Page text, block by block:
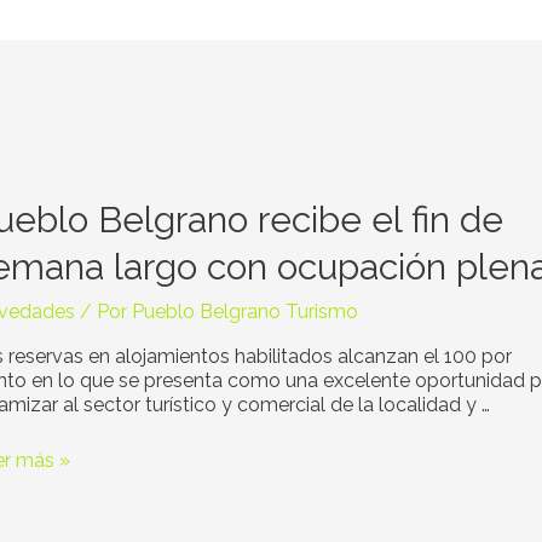
Belgrano recibe el fin de
largo con ocupación
/ Por Pueblo Belgrano Turismo
reservas en alojamientos habilitados alcanzan el 100 por
en lo que se presenta como una excelente oportunidad
al sector turístico y comercial de la localidad y …
más »